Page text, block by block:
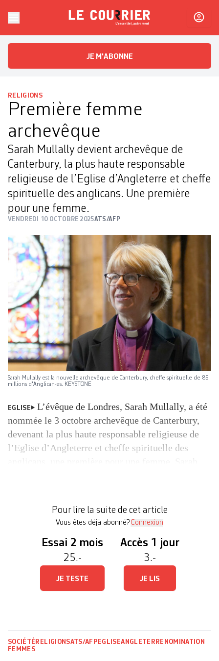
Le CourrierL'essentiel, autrement
JE M'ABONNE
RELIGIONS
Première femme
archevêque
Sarah Mullally devient archevêque de
Canterbury, la plus haute responsable
religieuse de l’Eglise d’Angleterre et cheffe
spirituelle des anglicans. Une première
pour une femme.
VENDREDI 10 OCTOBRE 2025ATS/AFP
Sarah Mullally est la nouvelle archevêque de Canterbury, cheffe spirituelle de 85
millions d'Anglican·es. KEYSTONE
EGLISE
L’évêque de Londres, Sarah Mullally, a été
nommée le 3 octobre archevêque de Canterbury,
devenant la plus haute responsable religieuse de
l’Eglise d’Angleterre et cheffe spirituelle des
Pour lire la suite de cet article
Vous êtes déjà abonné?Connexion
Essai 2 mois
25.-
JE TESTE
Accès 1 jour
3.-
JE LIS
SOCIÉTÉ RELIGIONSATS/AFP EGLISEANGLETERRE NOMINATION
FEMMES